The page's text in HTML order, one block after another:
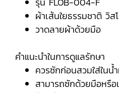
ผ้าเส้นใยธรรมชาติ วิส
วาดลายผ้าด้วยมือ
คำแนะนำในการดูแลรักษา
ควรซักก่อนสวมใส่ใน
สามารถซักด้วยมือหรือ